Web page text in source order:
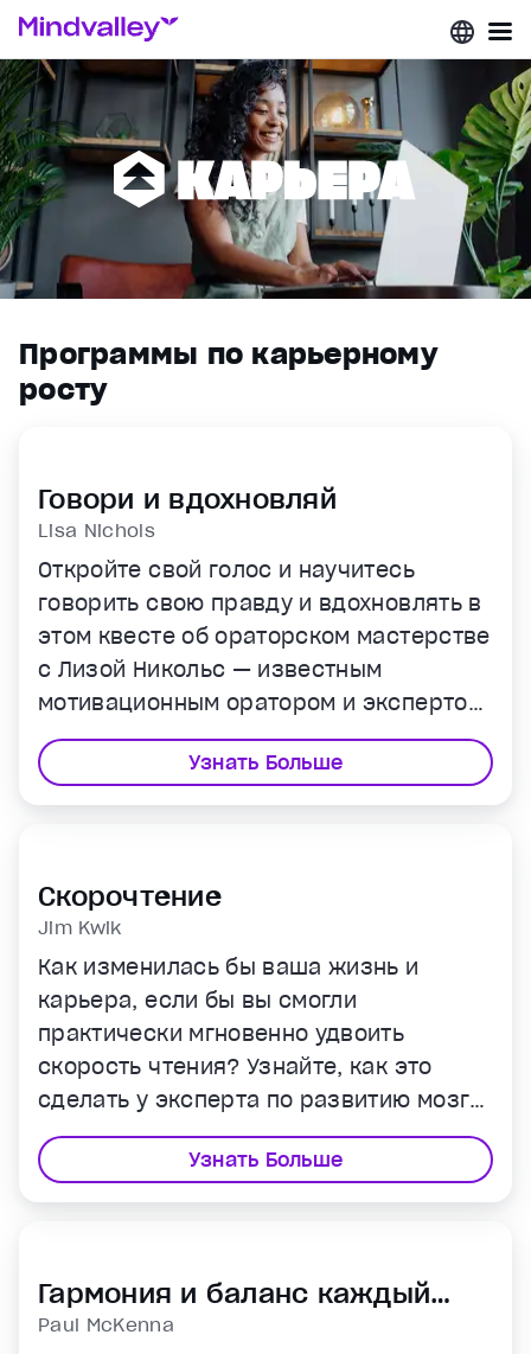
Программы по карьерному
росту
Говори и вдохновляй
Lisa Nichols
Откройте свой голос и научитесь
говорить свою правду и вдохновлять в
этом квесте об ораторском мастерстве
с Лизой Никольс — известным
мотивационным оратором и экспертом
публичных выступлений.
Узнать Больше
Скорочтение
Jim Kwik
Как изменилась бы ваша жизнь и
карьера, если бы вы смогли
практически мгновенно удвоить
скорость чтения? Узнайте, как это
сделать у эксперта по развитию мозга
и памяти Джима Квика.
Узнать Больше
Гармония и баланс каждый
день
Paul McKenna